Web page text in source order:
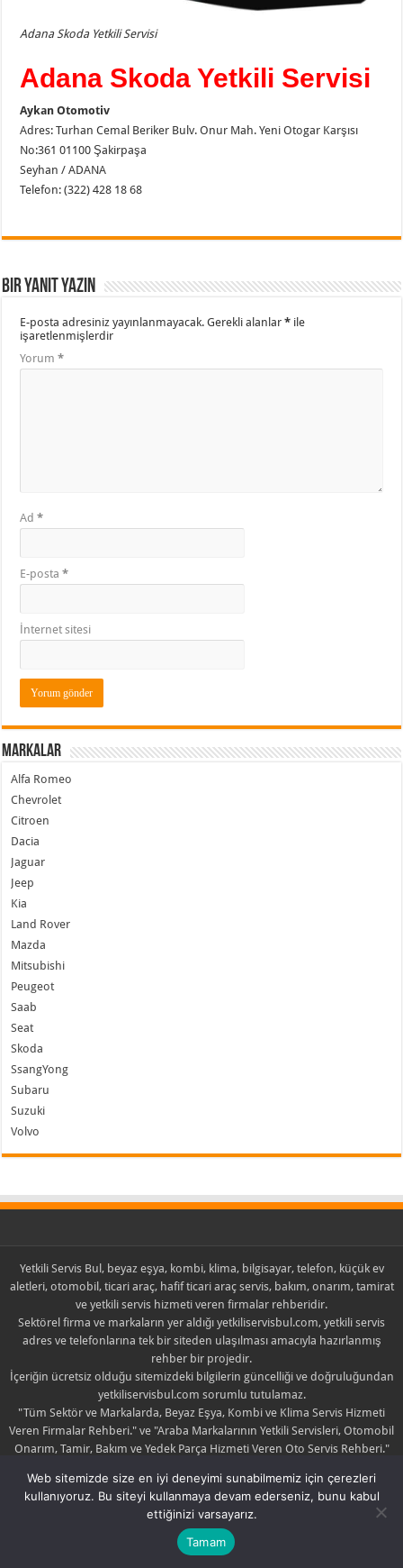
Adana Skoda Yetkili Servisi
Adana Skoda Yetkili Servisi
Aykan Otomotiv
Adres: Turhan Cemal Beriker Bulv. Onur Mah. Yeni Otogar Karşısı
No:361 01100 Şakirpaşa
Seyhan / ADANA
Telefon: (322) 428 18 68
Bir yanıt yazın
E-posta adresiniz yayınlanmayacak. Gerekli alanlar* ile
işaretlenmişlerdir
Yorum*
Ad*
E-posta*
İnternet sitesi
Markalar
Alfa Romeo
Chevrolet
Citroen
Dacia
Jaguar
Jeep
Kia
Land Rover
Mazda
Mitsubishi
Peugeot
Saab
Seat
Skoda
SsangYong
Subaru
Suzuki
Volvo
Yetkili Servis Bul, beyaz eşya, kombi, klima, bilgisayar, telefon, küçük ev
aletleri, otomobil, ticari araç, hafif ticari araç servis, bakım, onarım, tamirat
ve yetkili servis hizmeti veren firmalar rehberidir.
Sektörel firma ve markaların yer aldığı yetkiliservisbul.com, yetkili servis
adres ve telefonlarına tek bir siteden ulaşılması amacıyla hazırlanmış
rehber bir projedir.
İçeriğin ücretsiz olduğu sitemizdeki bilgilerin güncelliği ve doğruluğundan
yetkiliservisbul.com sorumlu tutulamaz.
"Tüm Sektör ve Markalarda, Beyaz Eşya, Kombi ve Klima Servis Hizmeti
Veren Firmalar Rehberi." ve "Araba Markalarının Yetkili Servisleri, Otomobil
Onarım, Tamir, Bakım ve Yedek Parça Hizmeti Veren Oto Servis Rehberi."
Yayınlanan içerik ile ilgili şikayette bulunulması halinde yayın kaldırılabilir
yada düzeltilebilir.
| © Copyright 2019 |Hakkımızda
Web sitemizde size en iyi deneyimi sunabilmemiz için çerezleri
kullanıyoruz. Bu siteyi kullanmaya devam ederseniz, bunu kabul
ettiğinizi varsayarız.
Tamam